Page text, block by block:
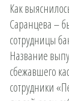
Как
Саранцева –
сотрудницы
Название
сбежавшего
сотрудники